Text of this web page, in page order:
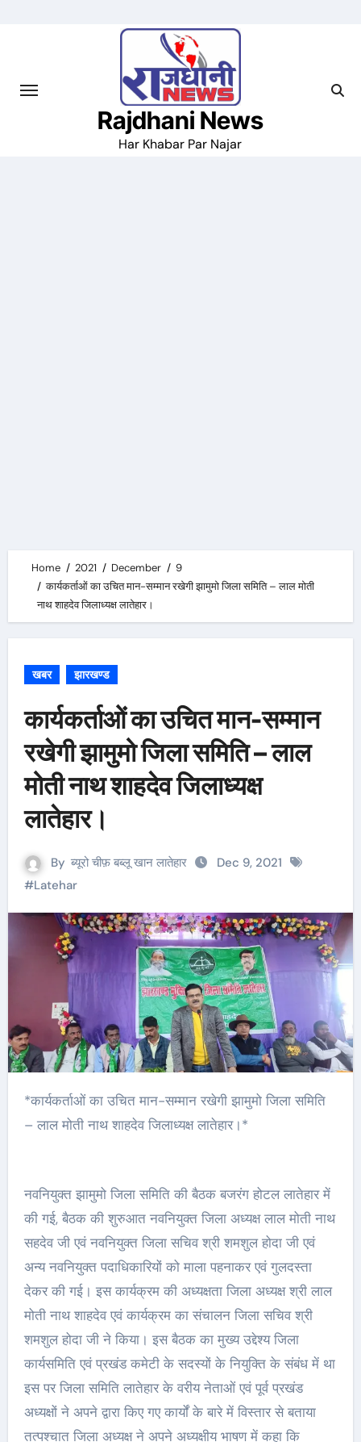
Rajdhani News
Har Khabar Par Najar
Home 2021 December
9
कार्यकर्ताओं का उचित मान-सम्मान रखेगी झामुमो जिला समिति – लाल मोती
नाथ शाहदेव जिलाध्यक्ष लातेहार।
खबर झारखण्ड
कार्यकर्ताओं का उचित मान-सम्मान
रखेगी झामुमो जिला समिति – लाल
मोती नाथ शाहदेव जिलाध्यक्ष
लातेहार।
By ब्यूरो चीफ़ बब्लू खान लातेहार
Dec 9, 2021
#Latehar
*कार्यकर्ताओं का उचित मान-सम्मान रखेगी झामुमो जिला समिति
– लाल मोती नाथ शाहदेव जिलाध्यक्ष लातेहार।*
नवनियुक्त झामुमो जिला समिति की बैठक बजरंग होटल लातेहार में
की गई, बैठक की शुरुआत नवनियुक्त जिला अध्यक्ष लाल मोती नाथ
सहदेव जी एवं नवनियुक्त जिला सचिव श्री शमशुल होदा जी एवं
अन्य नवनियुक्त पदाधिकारियों को माला पहनाकर एवं गुलदस्ता
देकर की गई। इस कार्यक्रम की अध्यक्षता जिला अध्यक्ष श्री लाल
मोती नाथ शाहदेव एवं कार्यक्रम का संचालन जिला सचिव श्री
शमशुल होदा जी ने किया। इस बैठक का मुख्य उद्देश्य जिला
कार्यसमिति एवं प्रखंड कमेटी के सदस्यों के नियुक्ति के संबंध में था
इस पर जिला समिति लातेहार के वरीय नेताओं एवं पूर्व प्रखंड
अध्यक्षों ने अपने द्वारा किए गए कार्यों के बारे में विस्तार से बताया
तत्पश्चात जिला अध्यक्ष ने अपने अध्यक्षीय भाषण में कहा कि